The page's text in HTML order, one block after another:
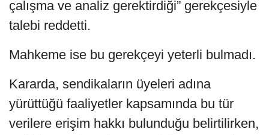
çalışma ve analiz gerektirdiği” gerekçesiyle
talebi reddetti.
Mahkeme ise bu gerekçeyi yeterli bulmadı.
Kararda, sendikaların üyeleri adına
yürüttüğü faaliyetler kapsamında bu tür
verilere erişim hakkı bulunduğu belirtilirken,